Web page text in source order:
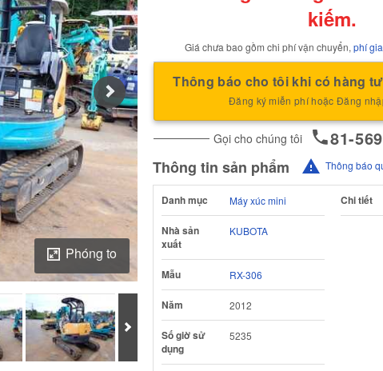
Next
Phóng to
Tiếp theo
kiếm.
Giá chưa bao gồm chi phí vận chuyển,phí
Thông báo cho tôi khi có hàng
Đăng ký miễn phí hoặc Đăng
Gọi cho chúng tôi 81-
Thông tin sản phẩm Thông báo
Danh mục Máy xúc mini
Nhà sản
xuất
KUBOTA
Mẫu RX-306
Năm 2012
Số giờ sử
dụng
5235
Chi tiết